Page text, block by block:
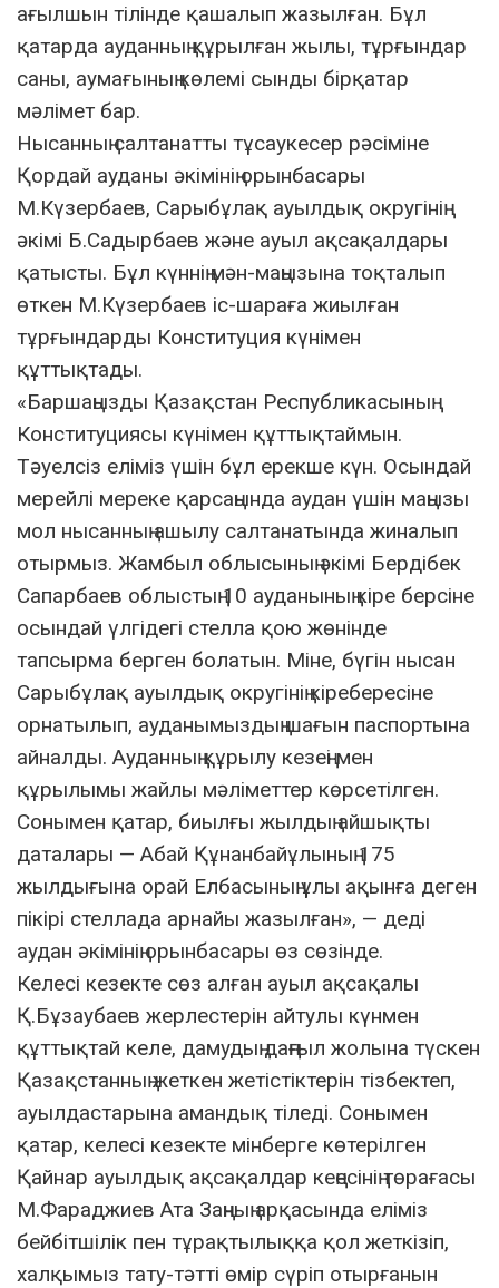
ағылшын тілінде қашалып жазылған. Бұл
қатарда ауданның құрылған жылы, тұрғындар
саны, аумағының көлемі сынды бірқатар
мәлімет бар.
Нысанның салтанатты тұсаукесер рәсіміне
Қордай ауданы әкімінің орынбасары
М.Күзербаев, Сарыбұлақ ауылдық округінің
әкімі Б.Садырбаев және ауыл ақсақалдары
қатысты. Бұл күннің мән-маңызына тоқталып
өткен М.Күзербаев іс-шараға жиылған
тұрғындарды Конституция күнімен
құттықтады.
«Баршаңызды Қазақстан Республикасының
Конституциясы күнімен құттықтаймын.
Тәуелсіз еліміз үшін бұл ерекше күн. Осындай
мерейлі мереке қарсаңында аудан үшін маңызы
мол нысанның ашылу салтанатында жиналып
отырмыз. Жамбыл облысының әкімі Бердібек
Сапарбаев облыстың 10 ауданының кіре берсіне
осындай үлгідегі стелла қою жөнінде
тапсырма берген болатын. Міне, бүгін нысан
Сарыбұлақ ауылдық округінің кіребересіне
орнатылып, ауданымыздың шағын паспортына
айналды. Ауданның құрылу кезеңі мен
құрылымы жайлы мәліметтер көрсетілген.
Сонымен қатар, биылғы жылдың айшықты
даталары — Абай Құнанбайұлының 175
жылдығына орай Елбасының ұлы ақынға деген
пікірі стеллада арнайы жазылған», — деді
аудан әкімінің орынбасары өз сөзінде.
Келесі кезекте сөз алған ауыл ақсақалы
Қ.Бұзаубаев жерлестерін айтулы күнмен
құттықтай келе, дамудың даңғыл жолына түскен
Қазақстанның жеткен жетістіктерін тізбектеп,
ауылдастарына амандық тіледі. Сонымен
қатар, келесі кезекте мінберге көтерілген
Қайнар ауылдық ақсақалдар кеңесінің төрағасы
М.Фараджиев Ата Заңның арқасында еліміз
бейбітшілік пен тұрақтылыққа қол жеткізіп,
халқымыз тату-тәтті өмір сүріп отырғанын